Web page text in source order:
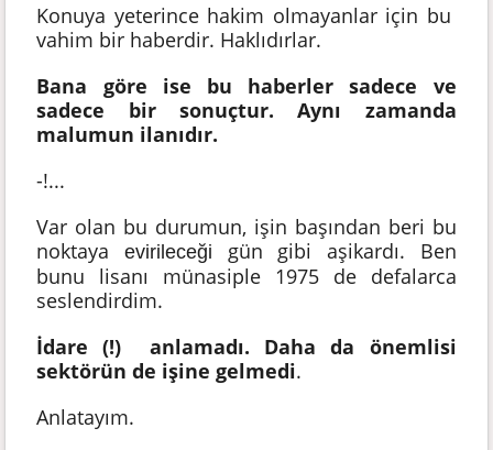
Konuya yeterince hakim olmayanlar için bu
vahim bir haberdir. Haklıdırlar.
Bana göre ise bu haberler sadece ve
sadece bir sonuçtur. Aynı zamanda
malumun ilanıdır.
-!...
Var olan bu durumun, işin başından beri bu
noktayaevirileceği gün gibi aşikardı. Ben
bunu lisanı münasiple 1975 de defalarca
seslendirdim.
İdare (!) anlamadı. Daha da önemlisi
sektörün de işine gelmedi.
Anlatayım.